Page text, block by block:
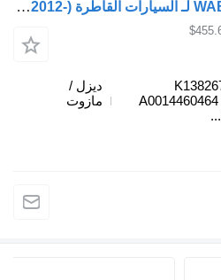
صمام الهواء WABCO K138267 لـ السيارات القاطرة Mercedes-Benz Actros MP4 Antos Arocs (2012-)
مازوت